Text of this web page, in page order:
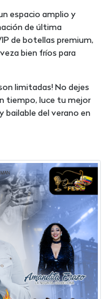
espacio amplio y
de última
de botellas premium,
bien fríos para
limitadas! No dejes
tiempo, luce tu mejor
del verano en